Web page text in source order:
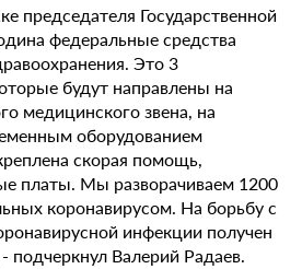
председателя Государственной
федеральные средства
Это 3
будут направлены на
медицинского звена, на
оборудованием
скорая помощь,
платы. Мы разворачиваем 1200
коронавирусом. На борьбу с
инфекции получен
подчеркнул Валерий Радаев.